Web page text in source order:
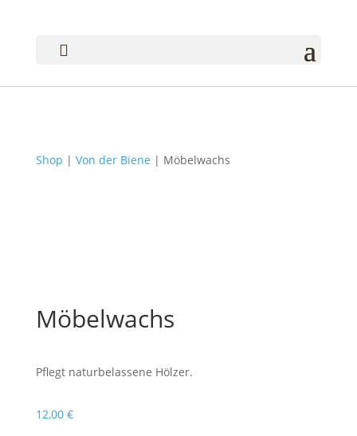

Shop | Von der Biene | Möbelwachs
Möbelwachs
Pflegt naturbelassene Hölzer.
12,00 €